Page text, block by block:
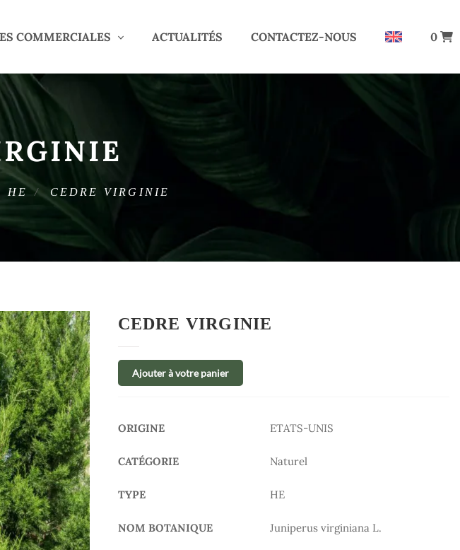
COMMERCIALES ACTUALITÉS CONTACTEZ-NOUS 0
HE CEDRE VIRGINIE
CEDRE VIRGINIE
Ajouter à votre panier
ORIGINE ETATS-UNIS
CATÉGORIE Naturel
TYPE HE
NOM BOTANIQUE Juniperus virginiana L.